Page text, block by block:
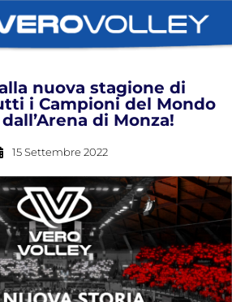
nuova stagione di
i Campioni del Mondo
di Monza!
15 Settembre 2022